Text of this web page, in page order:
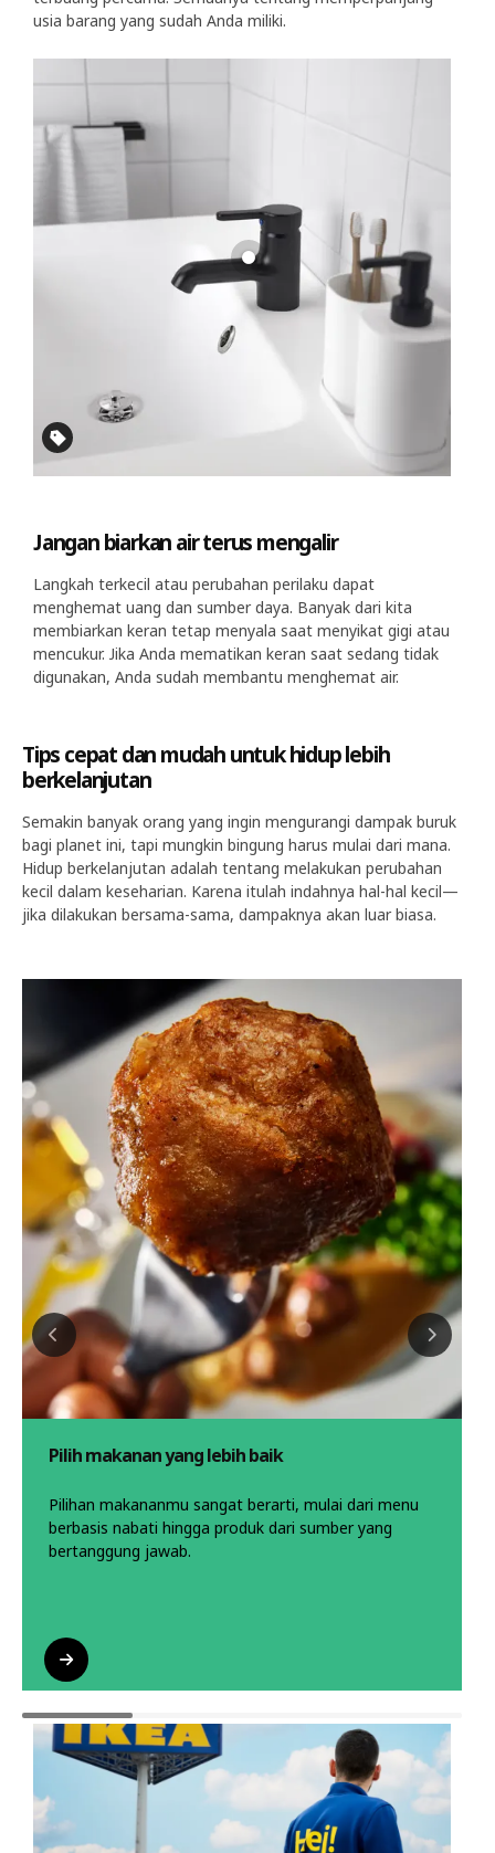
usia barang yang sudah Anda miliki.
Jangan biarkan air terus mengalir
Langkah terkecil atau perubahan perilaku dapat
menghemat uang dan sumber daya. Banyak dari kita
membiarkan keran tetap menyala saat menyikat gigi atau
mencukur. Jika Anda mematikan keran saat sedang tidak
digunakan, Anda sudah membantu menghemat air.
Tips cepat dan mudah untuk hidup lebih
berkelanjutan
Semakin banyak orang yang ingin mengurangi dampak buruk
bagi planet ini, tapi mungkin bingung harus mulai dari mana.
Hidup berkelanjutan adalah tentang melakukan perubahan
kecil dalam keseharian. Karena itulah indahnya hal-hal kecil—
jika dilakukan bersama-sama, dampaknya akan luar biasa.
Pilih makanan yang lebih baik
Pilihan makananmu sangat berarti, mulai dari menu
berbasis nabati hingga produk dari sumber yang
bertanggung jawab.